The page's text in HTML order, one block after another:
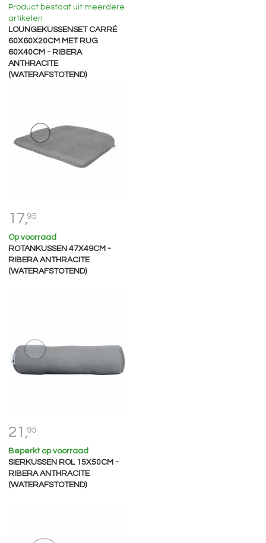
Product bestaat uit meerdere
artikelen
LOUNGEKUSSENSET CARRÉ
60X60X20CM MET RUG
60X40CM - RIBERA
ANTHRACITE
(WATERAFSTOTEND)
17,95
Op voorraad
ROTANKUSSEN 47X49CM -
RIBERA ANTHRACITE
(WATERAFSTOTEND)
21,95
Beperkt op voorraad
SIERKUSSEN ROL 15X50CM -
RIBERA ANTHRACITE
(WATERAFSTOTEND)